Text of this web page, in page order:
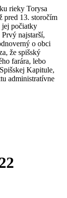
rieky Torysa
pred 13. storočím
jej počiatky
najstarší,
o obci
že spišský
farára, lebo
Kapitule,
administratívne